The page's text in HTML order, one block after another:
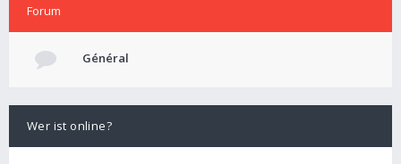
Forum
Général
Wer ist online?